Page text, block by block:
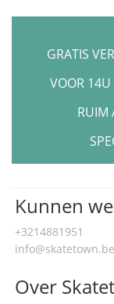
GRATIS
VOOR 14U
RUIM
Kunnen
+3214881951
info@skatetown.be
Over